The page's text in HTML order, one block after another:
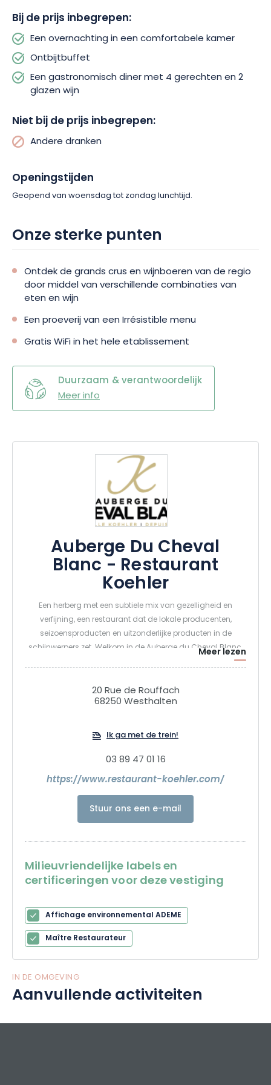
Riesling en Gewurztraminer. Je kunt plaatselijke kelders
wijnproductie ontdekken. Of je nu van eten, wijn en natuur
houdt of gewoon op zoek bent naar een ontspannend uitje in
een prachtige omgeving, een gastronomische ervaring en
overnachting in Auberge Le Cheval Blanc zullen blijvende
herinneringen achterlaten. Boek nu je vakantie!
Bij de prijs inbegrepen:
Een overnachting in een comfortabele kamer
Ontbijtbuffet
Een gastronomisch diner met 4 gerechten en 2
glazen wijn
Niet bij de prijs inbegrepen:
Andere dranken
Openingstijden
Geopend van woensdag tot zondag lunchtijd.
Onze sterke punten
Ontdek de grands crus en wijnboeren van de regio
door middel van verschillende combinaties van
eten en wijn
Een proeverij van een Irrésistible menu
Gratis WiFi in het hele etablissement
Duurzaam & verantwoordelijk
Meer info
Auberge Du Cheval
Blanc - Restaurant
Koehler
Een herberg met een subtiele mix van gezelligheid en
verfijning, een restaurant dat de lokale producenten,
seizoensproducten en uitzonderlijke producten in de
schijnwerpers zet. Welkom in de Auberge du Cheval Blanc.
Meer lezen
20 Rue de Rouffach
68250 Westhalten
Ik ga met de trein!
03 89 47 01 16
https://www.restaurant-koehler.com/
Stuur ons een e-mail
Milieuvriendelijke labels en
certificeringen voor deze vestiging
Affichage environnemental ADEME
Maître Restaurateur
IN DE OMGEVING
Aanvullende activiteiten